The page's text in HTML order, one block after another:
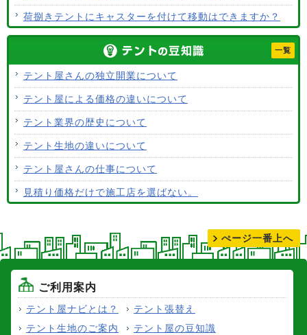
荷捌きテントにキャスターを付けて移動はできますか？
使用するテント生地の違いは？
ALCなどにオーニングは設置できますか？
テント生地はクリーニングできますか？
一覧
テント屋さんの独立開業について
テント屋による価格の違いについて
テント業界の歴史について
テント生地の違いについて
テント屋さんの仕事について
見積り価格だけで施工店を選ばない。
ぺージ一番上へ
ご利用案内
テント屋ナビとは？
テント張替え
テント生地のご案内
テント屋の豆知識